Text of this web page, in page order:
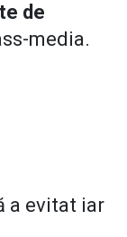
de
media.
a evitat iar